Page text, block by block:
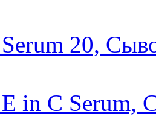
20,
in C Serum,